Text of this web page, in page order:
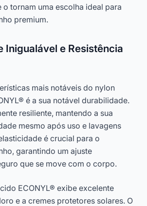
o tornam uma escolha ideal para
premium.
Inigualável e Resistência
mais notáveis do nylon
é a sua notável durabilidade.
resiliente, mantendo a sua
mesmo após uso e lavagens
é crucial para o
garantindo um ajuste
que se move com o corpo.
ECONYL® exibe excelente
e a cremes protetores solares. O